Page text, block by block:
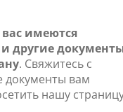
вас имеются
другие
. Свяжитесь с
документы вам
нашу